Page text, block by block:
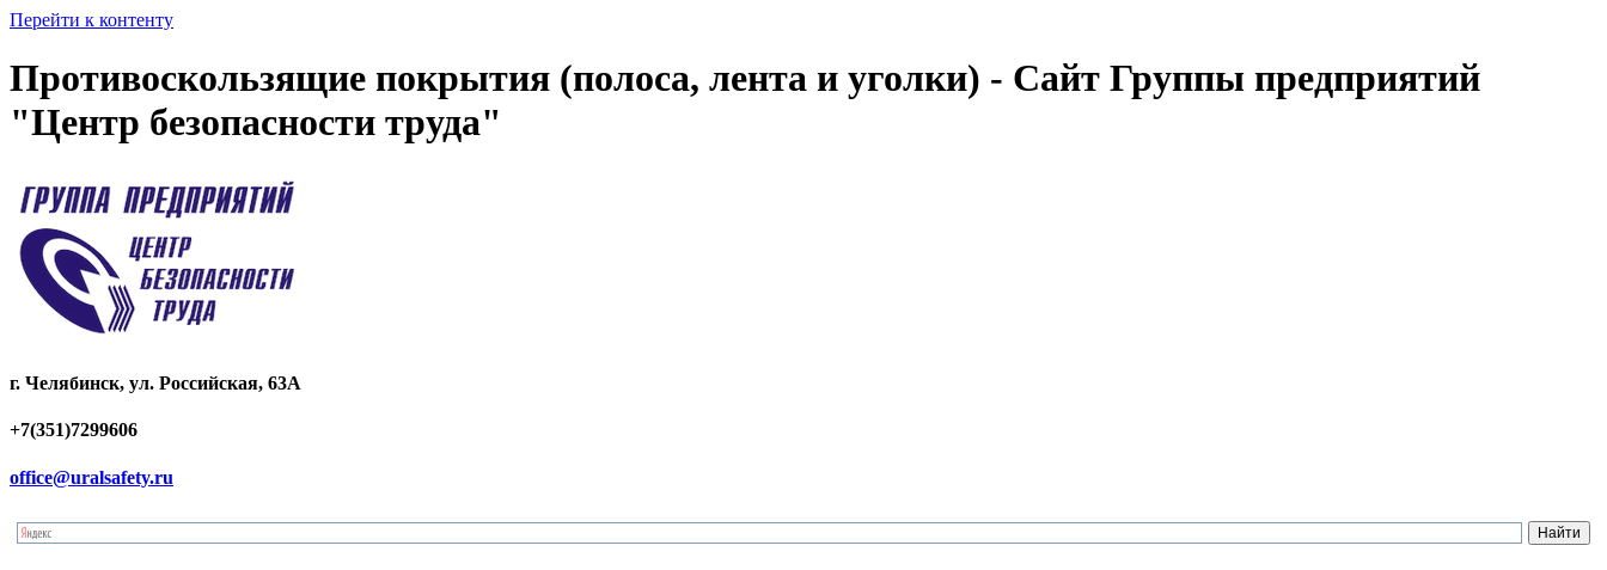
Перейти к контенту
Противоскользящие покрытия (полоса, лента и уголки) - Сайт Группы предприятий
"Центр безопасности труда"
г. Челябинск, ул. Российская, 63А
+7(351)7299606
office@uralsafety.ru